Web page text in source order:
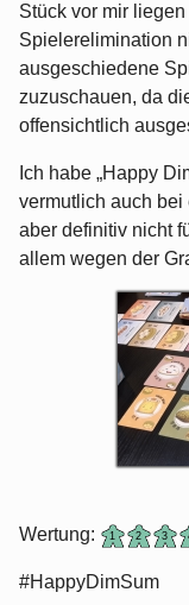
Stück vor mir
Spielerelimination
ausgeschiedene
zuzuschauen, da
offensichtlich
Ich habe „Happy
vermutlich auch
aber definitiv nicht
allem wegen der
Wertung:
#HappyDimSum